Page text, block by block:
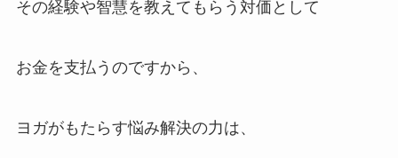
その経験や智慧を教えてもらう対価として
お金を支払うのですから、
ヨガがもたらす悩み解決の力は、